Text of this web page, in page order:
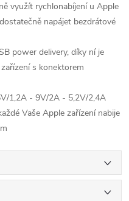
využít rychlonabíjení u Apple
napájet bezdrátové
power delivery, díky ní je
s konektorem
1,2A - 9V/2A - 5,2V/2,4A
Vaše Apple zařízení nabije